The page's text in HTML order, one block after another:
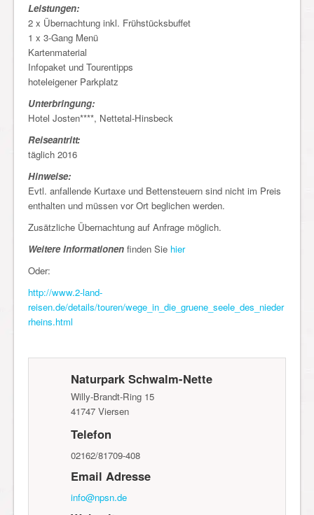
Leistungen:
2 x Übernachtung inkl. Frühstücksbuffet
1 x 3-Gang Menü
Kartenmaterial
Infopaket und Tourentipps
hoteleigener Parkplatz
Unterbringung:
Hotel Josten****, Nettetal-Hinsbeck
Reiseantritt:
täglich 2016
Hinweise:
Evtl. anfallende Kurtaxe und Bettensteuern sind nicht im Preis
enthalten und müssen vor Ort beglichen werden.
Zusätzliche Übernachtung auf Anfrage möglich.
Weitere Informationen finden Sie hier
Oder:
http://www.2-land-
reisen.de/details/touren/wege_in_die_gruene_seele_des_nieder
rheins.html
Naturpark Schwalm-Nette
Willy-Brandt-Ring 15
41747 Viersen
Telefon
02162/81709-408
Email Adresse
info@npsn.de